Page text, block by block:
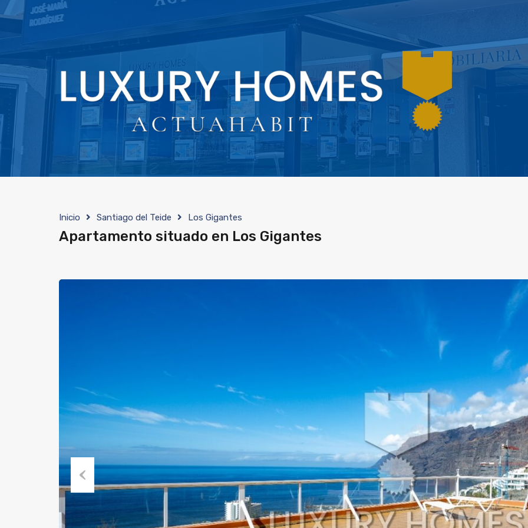
Inicio Santiago del Teide Los Gigantes
Apartamento situado en Los Gigantes
Previous